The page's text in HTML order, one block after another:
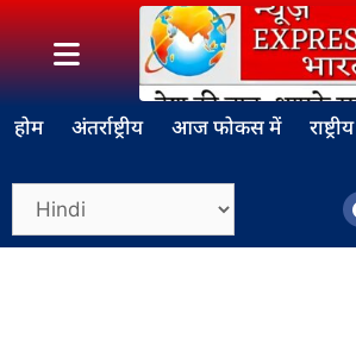
होम अंतर्राष्ट्रीय आज फोकस में राष्ट्रीय